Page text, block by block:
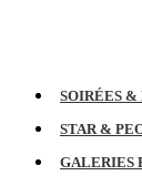
SOIRÉES
STAR &
GALERIES